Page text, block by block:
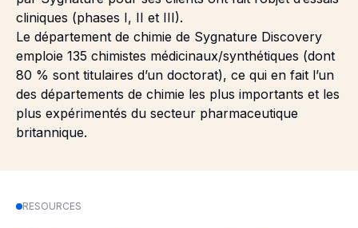
cliniques (phases I, II et III).
Le département de chimie de Sygnature Discovery
emploie 135 chimistes médicinaux/synthétiques (dont
80 % sont titulaires d’un doctorat), ce qui en fait l’un
des départements de chimie les plus importants et les
plus expérimentés du secteur pharmaceutique
britannique.
RESOURCES